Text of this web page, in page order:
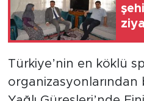
Türkiye’nin en köklü
organizasyonlarından